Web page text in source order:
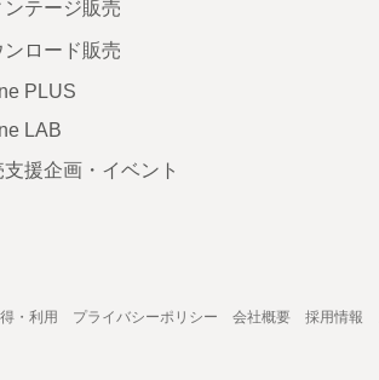
ンテージ販売
ンロード販売
PLUS
LAB
支援企画・イベント
・利用 プライバシーポリシー 会社概要 採用情報